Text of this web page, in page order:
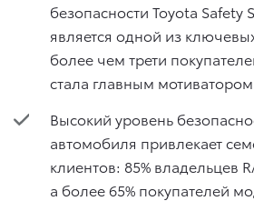
безопасности Toyota Safety
является одной из
более чем трети
стала главным
Высокий уровень
автомобиля привлекает
клиентов: 85% владельцев
а более 65% покупателей